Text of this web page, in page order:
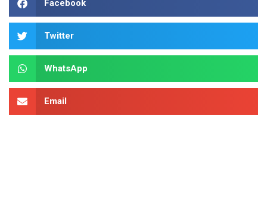
Facebook
Twitter
WhatsApp
Email